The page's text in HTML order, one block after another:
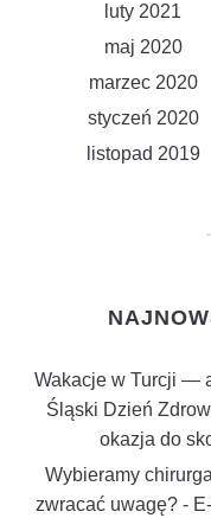
luty 2021
maj 2020
marzec 2020
styczeń 2020
listopad 2019
Wakacje w Turcji —
Śląski Dzień
okazja do
Wybieramy
zwracać uwagę? -